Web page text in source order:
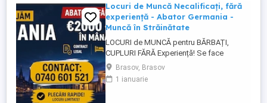
Locuri de Muncă Necalificați, fără
experiență - Abator Germania -
Muncă în Străinătate
LOCURI de MUNCĂ pentru BĂRBAȚI,
CUPLURI FĂRĂ Experiență! Se face
INSTRUIRE la Locul de Muncă! BENEFICII: -
Contract de Muncă German - Cazare
Asigurată (doar 2 persoane pe cameră) -
Brasov, Brasov
1 ianuarie